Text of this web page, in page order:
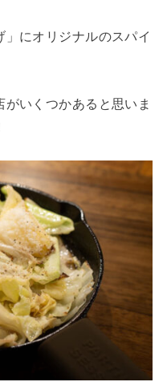
にオリジナルのスパイ
いくつかあると思いま